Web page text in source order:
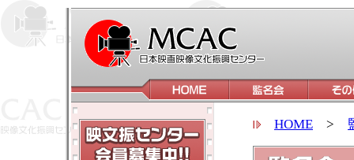
HOME >